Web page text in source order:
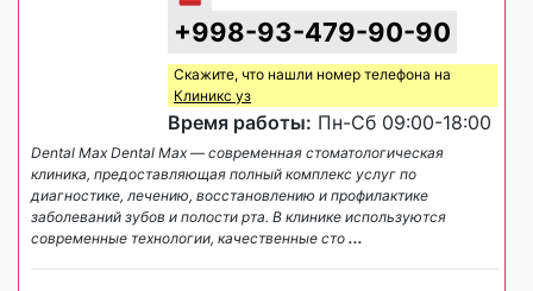
+998-93-479-90-90
Скажите, что нашли номер телефона на
Клиникс уз
Время работы: Пн-Сб 09:00-18:00
Dental Max Dental Max — современная стоматологическая
клиника, предоставляющая полный комплекс услуг по
диагностике, лечению, восстановлению и профилактике
заболеваний зубов и полости рта. В клинике используются
современные технологии, качественные сто ...